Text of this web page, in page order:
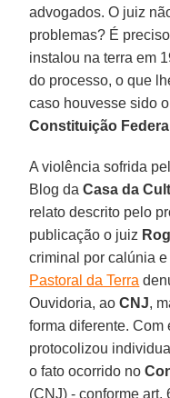
advogados. O juiz
problemas? É
instalou na terra em
do processo, o que
caso houvesse sido
Constituição Federal
A violência sofrida
Blog daCasa da
relato descrito pelo
publicação o juiz
criminal por calúnia
Pastoral da Terra
Ouvidoria, aoCNJ,
forma diferente. Com
protocolizou
o fato ocorrido no
(CNJ) - conforme art.